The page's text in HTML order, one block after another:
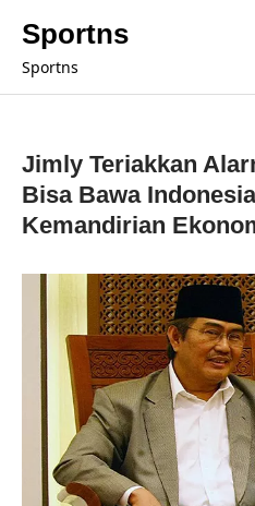
content
Sportns
Sportns
Jimly Teriakkan
Bisa Bawa
Kemandirian